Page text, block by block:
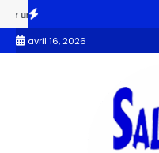
stratégique
avril 16, 2026